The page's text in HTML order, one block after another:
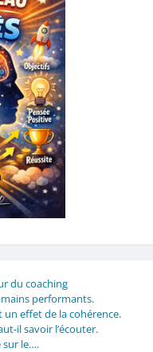
du coaching
performants.
un effet de la cohérence.
il savoir l’écouter.
sur le….